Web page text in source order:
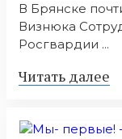
В Брянске
Визнюка
Росгвардии ...
Читать далее